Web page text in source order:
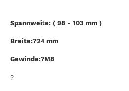
Spannweite: ( 98 - 103 mm )
Breite:?24 mm
Gewinde:?M8
?